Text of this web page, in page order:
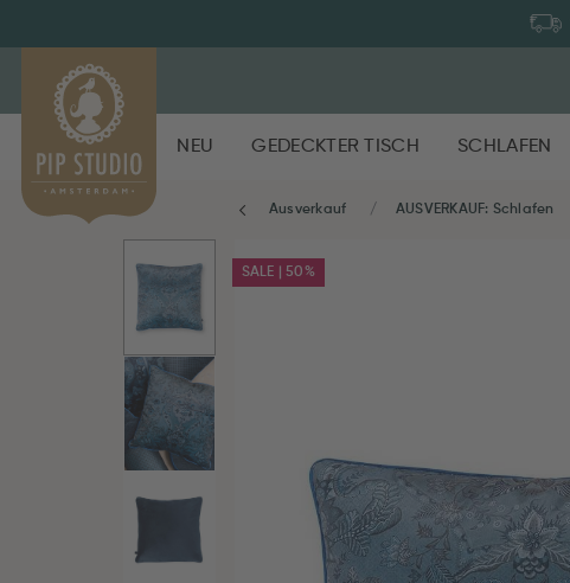
NEU GEDECKTER TISCH SCHLAFEN
Ausverkauf AUSVERKAUF: Schlafen
SALE | 50%